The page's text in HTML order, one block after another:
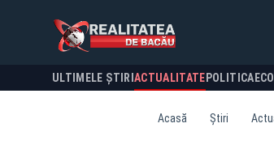
ULTIMELE ȘTIRI ACTUALITATE POLITICA
Acasă Știri